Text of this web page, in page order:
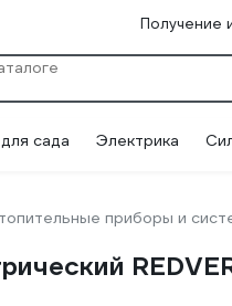
Получение
сада Электрика
приборы и